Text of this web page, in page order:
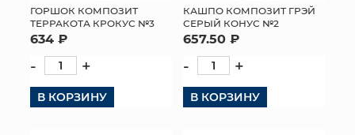
ГОРШОК КОМПОЗИТ
ТЕРРАКОТА КРОКУС №3
634 ₽
- +
В КОРЗИНУ
КАШПО КОМПОЗИТ ГРЭЙ
СЕРЫЙ КОНУС №2
657.50 ₽
- +
В КОРЗИНУ